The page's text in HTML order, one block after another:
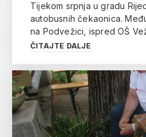
Tijekom srpnja u gradu
autobusnih čekaonica.
na Podvežici, ispred OŠ
ČITAJTE DALJE